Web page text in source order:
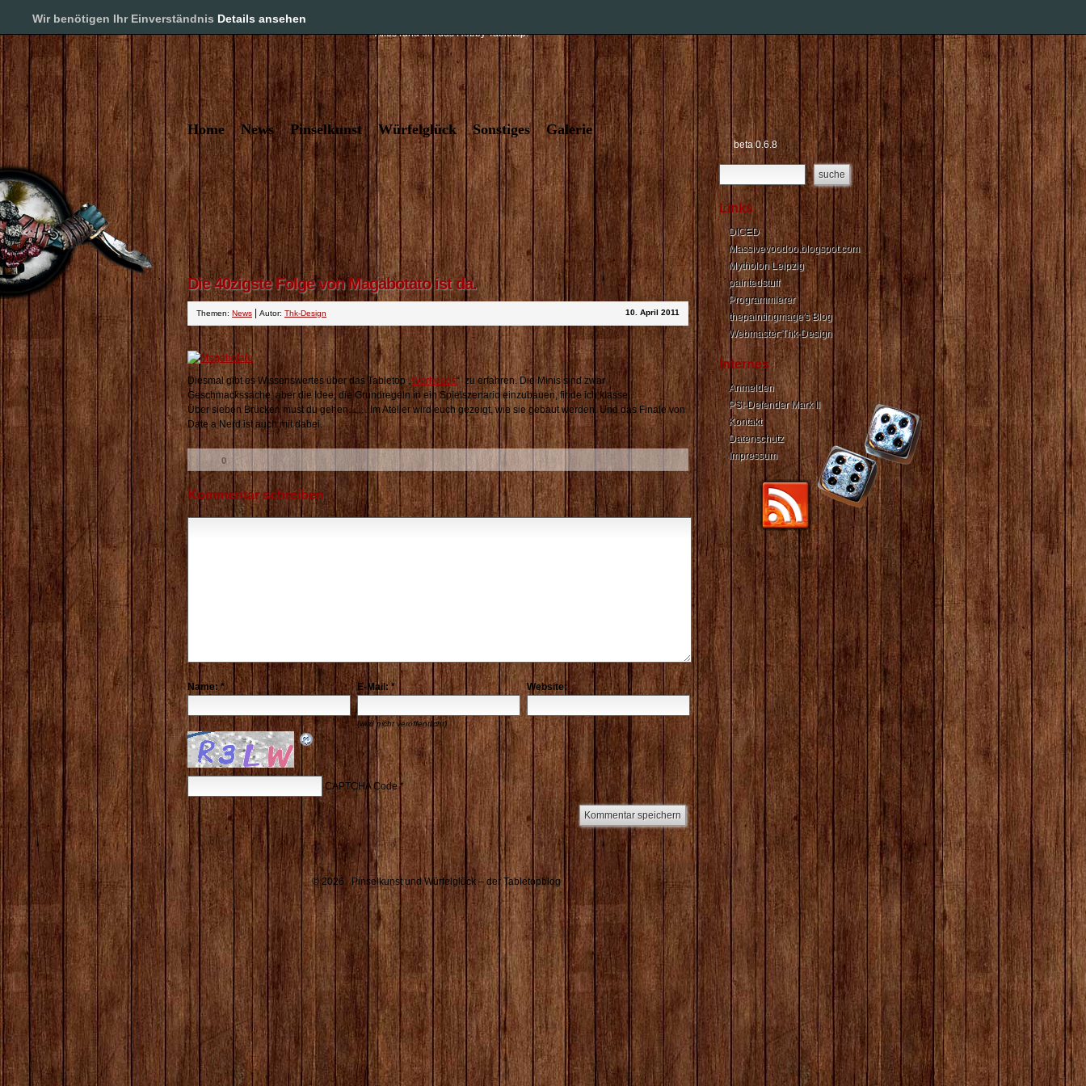
beta 0.6.8
Pinselkunst und Würfelglück – der Tabletopblog
Alles rund um das Hobby Tabletop.
Home News Pinselkunst Würfelglück Sonstiges Galerie
Die 40zigste Folge von Magabotato ist da.
Themen: News Autor: Thk-Design 10. April 2011
Diesmal gibt es Wissenswertes über das Tabletop „Warheads“ zu erfahren. Die Minis sind zwar
Geschmackssache, aber die Idee, die Grundregeln in ein Spielszenario einzubauen, finde ich klasse.
Über sieben Brücken must du gehen…… Im Atelier wird euch gezeigt, wie sie gebaut werden. Und das Finale von
Date a Nerd ist auch mit dabei.
0
Likes:
Kommentar schreiben
Name:* E-Mail:*
(wird nicht veröffentlicht)
Website:
CAPTCHA Code*
© 2026 Pinselkunst und Würfelglück – der Tabletopblog
Links
DICED
Massivevoodoo.blogspot.com
Mytholon Leipzig
paintedstuff
Programmierer
thepaintingmage's Blog
Webmaster:Thk-Design
Internes
Anmelden
PSI-Defender Mark II
Kontakt
Datenschutz
Impressum
Wir benötigen Ihr Einverständnis Details ansehen